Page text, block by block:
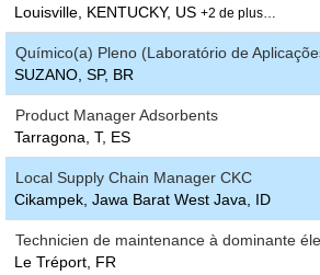
Louisville, KENTUCKY, US +2 de plus…
Químico(a) Pleno (Laboratório de
SUZANO, SP, BR
Product Manager Adsorbents
Tarragona, T, ES
Local Supply Chain Manager CKC
Cikampek, Jawa Barat West Java, ID
Technicien de maintenance à dominante
Le Tréport, FR